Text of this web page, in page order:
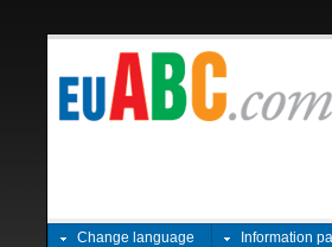
Change language Information